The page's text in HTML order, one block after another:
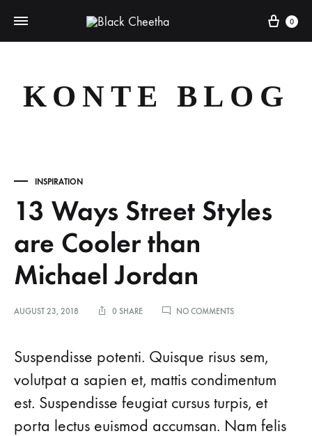
0
KONTE BLOG
INSPIRATION
13 Ways Street Styles
are Cooler than
Michael Jordan
AUGUST 23, 2018 0 SHARE NO COMMENTS
Suspendisse potenti. Quisque risus sem,
volutpat a sapien et, mattis condimentum
est. Suspendisse feugiat cursus turpis, et
porta lectus euismod accumsan. Nam felis